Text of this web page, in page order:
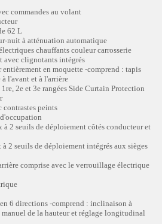
commandes au volant
62 L
nuit à atténuation automatique
chauffants couleur carrosserie
avec clignotants intégrés
entièrement en moquette -comprend : tapis
l'avant et à l'arrière
2e et 3e rangées Side Curtain Protection
contrastes peints
à 2 seuils de déploiement côtés conducteur et
à 2 seuils de déploiement intégrés aux sièges
comprise avec le verrouillage électrique
6 directions -comprend : inclinaison à
manuel de la hauteur et réglage longitudinal